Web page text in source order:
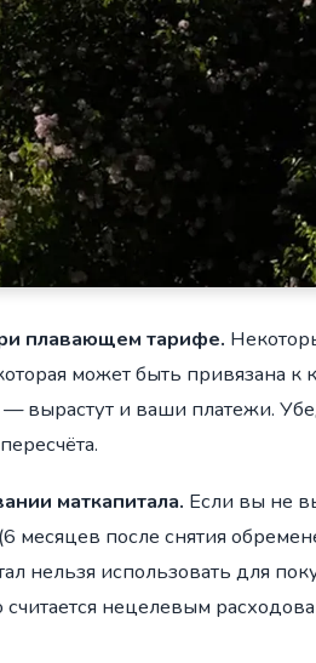
плавающем тарифе.
может быть привязана к
— вырастут и ваши платежи.
маткапитала. Если вы не
месяцев после снятия
нельзя использовать для
нецелевым